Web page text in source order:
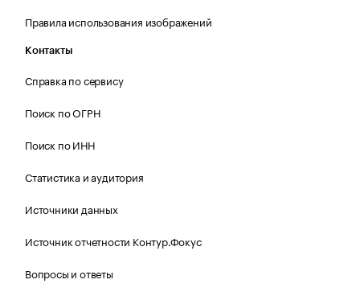
Правила использования изображений
Контакты
Справка по сервису
Поиск по ОГРН
Поиск по ИНН
Статистика и аудитория
Источники данных
Источник отчетности Контур.Фокус
Вопросы и ответы